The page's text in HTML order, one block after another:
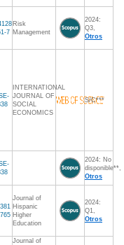
7
Risk
Management
2024:
Q3,
Otros
INTERNATIONAL
JOURNAL OF
SOCIAL
ECONOMICS
S/C***
2024: No
disponible**,
Otros
Journal of
Hispanic
Higher
Education
2024:
Q1,
Otros
Journal of